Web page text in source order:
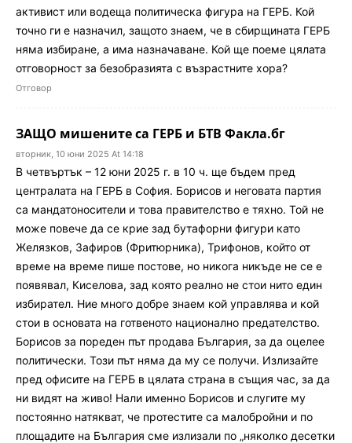
активист или водеща политическа фигура на ГЕРБ. Кой
точно ги е назначил, защото знаем, че в сбирщината ГЕРБ
няма избиране, а има назначаване. Кой ще поеме цялата
отговорност за безобразията с възрастните хора?
Отговор
ЗАЩО мишените са ГЕРБ и БТВ Факла.бг
вторник, 10 юни 2025 At 14:18
В четвъртък – 12 юни 2025 г. в 10 ч. ще бъдем пред
централата на ГЕРБ в София. Борисов и неговата партия
са мандатоносители и това правителство е тяхно. Той не
може повече да се крие зад бутафорни фигури като
Желязков, Зафиров (Фритюрника), Трифонов, който от
време на време пише постове, но никога никъде не се е
появявал, Киселова, зад която реално не стои нито един
избирател. Ние много добре знаем кой управлява и кой
стои в основата на готвеното национално предателство.
Борисов за пореден път продава България, за да оцелее
политически. Този път няма да му се получи. Излизайте
пред офисите на ГЕРБ в цялата страна в същия час, за да
ни видят на живо! Нали именно Борисов и слугите му
постоянно натякват, че протестите са малобройни и по
площадите на България сме излизали по „няколко десетки